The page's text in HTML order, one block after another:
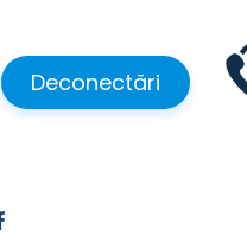
Deconectări